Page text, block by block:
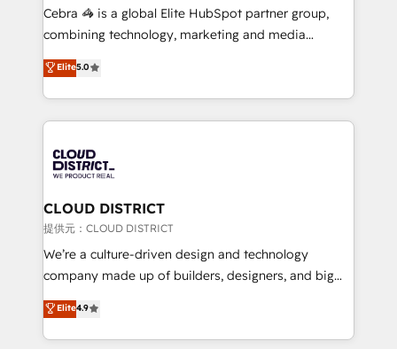
boost with a new HubSpot site Recognized leaders:
🏆 HubSpot Platform Migration Impact Award 🏆
Inbound Campaign of the Year 🏆 Gold AVA Digital
Award for Best Website 🌟 Accreditations: CRM
Cebra 🦓 is a global Elite HubSpot partner group,
combining technology, marketing and media
expertise across Latin America and Southern
Europe, with teams across 7 countries. Born in Chile,
we combine local insight with international reach to
help businesses grow through technology, creativity,
500+ HubSpot implementations, building end-to-
end solutions that integrate CRM, AI automation,
inbound and loop marketing, content, and digital
creativity. Our multicultural team works in Spanish,
Portuguese, and English to design scalable strategies
that drive measurable growth. 🌎 Highlights: • 10+
Platform Migration Excellence. • Top 3 Partner of the
Year LATAM 2022, 2023, 2024, 2025. • Partner of the
Elite5.0
CLOUD DISTRICT
提供元：CLOUD DISTRICT
We’re a culture-driven design and technology
company made up of builders, designers, and big
thinkers. We blend strategy, design, and
development—always fueled by curiosity—to turn
ideas, opportunities, and challenges into meaningful
Elite4.9